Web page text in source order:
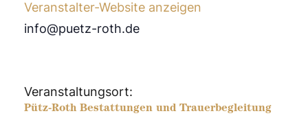
Veranstalter-Website anzeigen
info@puetz-roth.de
Veranstaltungsort:
Pütz-Roth Bestattungen und Trauerbegleitung